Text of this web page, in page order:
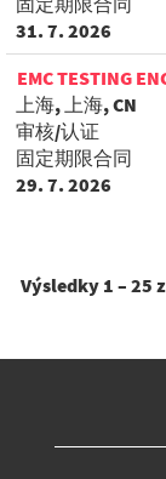
31. 7. 2026
EMC TESTING
上海, 上海, CN
审核/认证
固定期限合同
29. 7. 2026
Výsledky 1 – 25 z